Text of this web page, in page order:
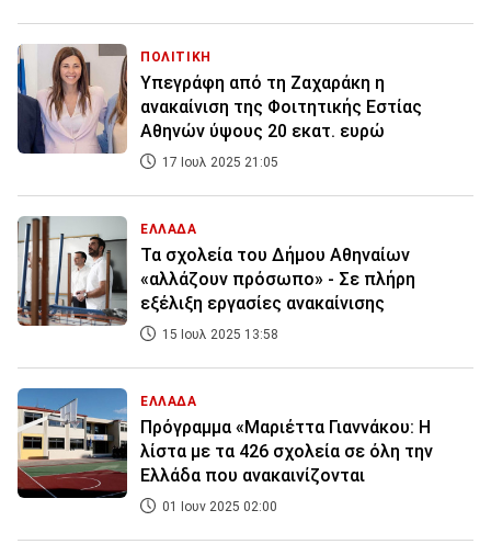
ΠΟΛΙΤΙΚΗ
Υπεγράφη από τη Ζαχαράκη η
ανακαίνιση της Φοιτητικής Εστίας
Αθηνών ύψους 20 εκατ. ευρώ
17 Ιουλ 2025 21:05
ΕΛΛΑΔΑ
Τα σχολεία του Δήμου Αθηναίων
«αλλάζουν πρόσωπο» - Σε πλήρη
εξέλιξη εργασίες ανακαίνισης
15 Ιουλ 2025 13:58
ΕΛΛΑΔΑ
Πρόγραμμα «Μαριέττα Γιαννάκου: Η
λίστα με τα 426 σχολεία σε όλη την
Ελλάδα που ανακαινίζονται
01 Ιουν 2025 02:00